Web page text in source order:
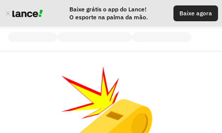
Baixe grátis o app do Lance!
O esporte na palma da mão.
Baixe agora